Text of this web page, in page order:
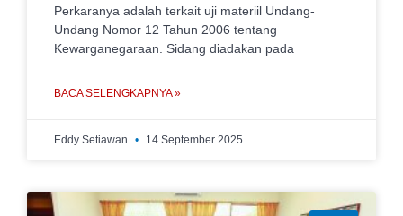
Perkaranya adalah terkait uji materiil Undang-
Undang Nomor 12 Tahun 2006 tentang
Kewarganegaraan. Sidang diadakan pada
BACA SELENGKAPNYA »
Eddy Setiawan 14 September 2025